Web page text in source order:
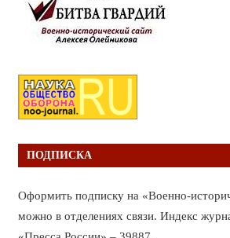
ПОДПИСКА
Оформить подписку на «Военно-
можно в отделениях связи. Индекс